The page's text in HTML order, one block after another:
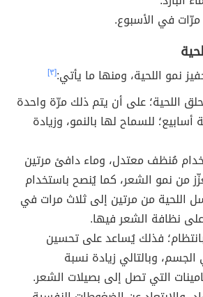
نمو اللحية، ومنها ما يأتي:[٣]
اللحية؛ على أن يتم ذلك مرّة واحدة
للسماح لها بالنمو، وزيادة
مُنظف معتدل، وماء دافئ مرتين
من نمو الشعر، كما يُنصح باستخدام
اللحية من مرتين إلى ثلاث مرات في
نظافة الشعر فيها.
فذلك يُساعد على تحسين
وبالتالي زيادة نسبة
التي تصل إلى بصيلات الشعر.